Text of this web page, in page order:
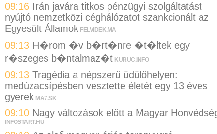
09:16 Irán javára titkos pénzügyi szolgáltatást
nyújtó nemzetközi céghálózatot szankcionált az
Egyesült Államok FELVIDEK.MA
09:13 H�rom �v b�rt�nre �t�ltek egy
r�szeges b�ntalmaz�t KURUC.INFO
09:13 Tragédia a népszerű üdülőhelyen:
medúzacsípésben vesztette életét egy 13 éves
gyerek MA7.SK
09:10 Nagy változások előtt a Magyar
INFOSTART.HU